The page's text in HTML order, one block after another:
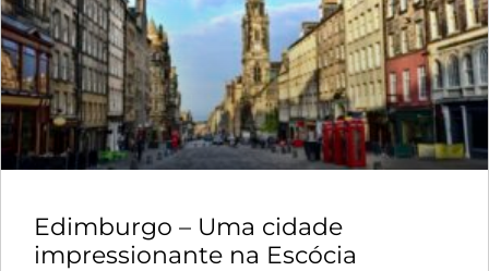
Edimburgo – Uma cidade
impressionante na Escócia